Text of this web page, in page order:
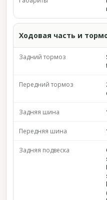
Ходовая часть и
Задний тормоз
Передний тормоз
Задняя шина
Передняя шина
Задняя подвеска